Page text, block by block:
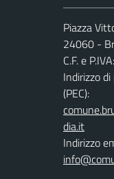
Piazza
24060 -
C.F. e
Indirizzo
(PEC):
dia.it
Indirizzo